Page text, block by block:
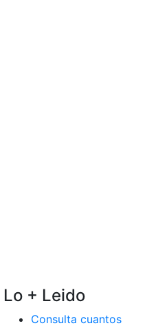
Lo + Leido
Consulta cuantos